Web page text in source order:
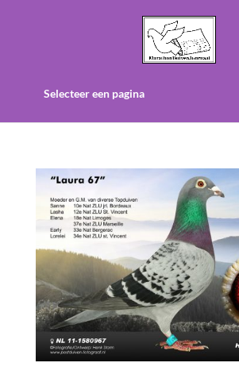
Selecteer een pagina